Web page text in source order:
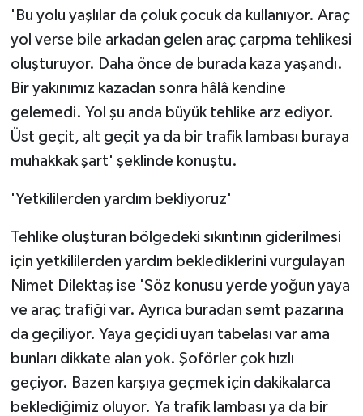
'Bu yolu yaşlılar da çoluk çocuk da kullanıyor. Araç
yol verse bile arkadan gelen araç çarpma tehlikesi
oluşturuyor. Daha önce de burada kaza yaşandı.
Bir yakınımız kazadan sonra hâlâ kendine
gelemedi. Yol şu anda büyük tehlike arz ediyor.
Üst geçit, alt geçit ya da bir trafik lambası buraya
muhakkak şart' şeklinde konuştu.
'Yetkililerden yardım bekliyoruz'
Tehlike oluşturan bölgedeki sıkıntının giderilmesi
için yetkililerden yardım beklediklerini vurgulayan
Nimet Dilektaş ise 'Söz konusu yerde yoğun yaya
ve araç trafiği var. Ayrıca buradan semt pazarına
da geçiliyor. Yaya geçidi uyarı tabelası var ama
bunları dikkate alan yok. Şoförler çok hızlı
geçiyor. Bazen karşıya geçmek için dakikalarca
beklediğimiz oluyor. Ya trafik lambası ya da bir